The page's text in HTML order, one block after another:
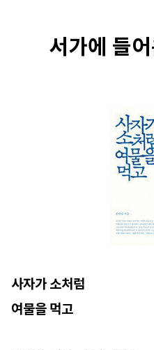
서가에 들
사자가 소처럼
여물을 먹고